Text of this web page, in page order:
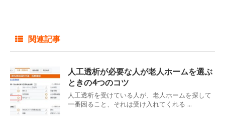
関連記事
人工透析が必要な人が老人ホームを選ぶ
ときの4つのコツ
人工透析を受けている人が、老人ホームを探して
一番困ること、それは受け入れてくれる ...